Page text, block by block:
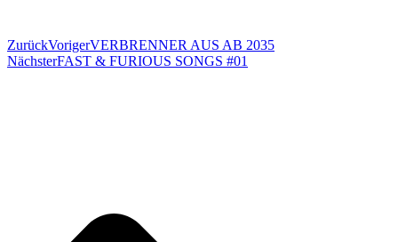
ZurückVorigerVERBRENNER AUS AB 2035
NächsterFAST & FURIOUS SONGS #01